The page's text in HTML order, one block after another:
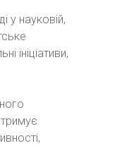
у науковій,
ініціативи,